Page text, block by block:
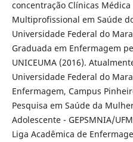
concentração Clínicas
Multiprofissional em Saúde
Universidade Federal do
Graduada em Enfermagem
UNICEUMA (2016).
Universidade Federal do
Enfermagem, Campus
Pesquisa em Saúde da
Adolescente - GEPSMNIA/
Liga Acadêmica de